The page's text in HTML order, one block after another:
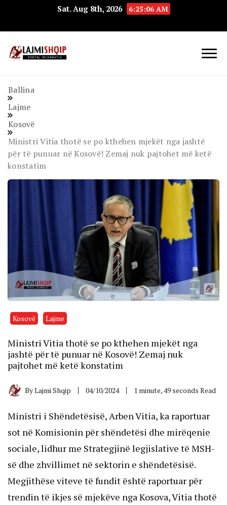
Sat. Aug 8th, 2026 6:25:07 AM
Ballina
Lajme
Kosovë
Ministri Vitia thotë se po kthehen mjekët nga jashtë
për të punuar në Kosovë! Zemaj nuk pajtohet më ketë
konstatim
Kosovë Lajme
Ministri Vitia thotë se po kthehen mjekët nga
jashtë për të punuar në Kosovë! Zemaj nuk
pajtohet më ketë konstatim
ByLajmi Shqip 04/10/2024 1 minute, 49 seconds Read
Ministri i Shëndetësisë, Arben Vitia, ka raportuar
sot në Komisionin për shëndetësi dhe mirëqenie
sociale, lidhur me Strategjinë legjislative të MSH-
së dhe zhvillimet në sektorin e shëndetësisë.
Megjithëse viteve të fundit është raportuar për
trendin të ikjes së mjekëve nga Kosova, Vitia thotë